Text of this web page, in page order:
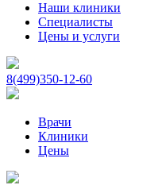
Наши клиники
Специалисты
Цены и услуги
8(499)350-12-60
Врачи
Клиники
Цены